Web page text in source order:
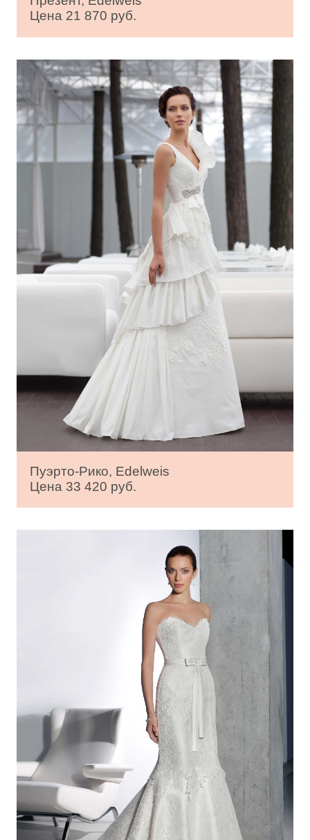
Цена 21 870 руб.
Пуэрто-Рико, Edelweis
Цена 33 420 руб.